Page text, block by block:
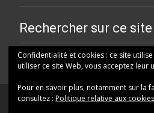
Rechercher sur ce site
Rechercher
Confidentialité et cookies : ce site
utiliser ce site Web, vous acceptez leur
Pour en savoir plus, notamment sur la
consultez : Politique relative aux cookies